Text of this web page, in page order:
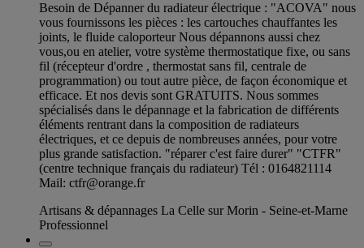
Besoin de Dépanner du radiateur électrique : "ACOVA" nous
vous fournissons les pièces : les cartouches chauffantes les
joints, le fluide caloporteur Nous dépannons aussi chez
vous,ou en atelier, votre système thermostatique fixe, ou sans
fil (récepteur d'ordre , thermostat sans fil, centrale de
programmation) ou tout autre pièce, de façon économique et
efficace. Et nos devis sont GRATUITS. Nous sommes
spécialisés dans le dépannage et la fabrication de différents
éléments rentrant dans la composition de radiateurs
électriques, et ce depuis de nombreuses années, pour votre
plus grande satisfaction. "réparer c'est faire durer" "CTFR"
(centre technique français du radiateur) Tél : 0164821114
Mail: ctfr@orange.fr
Artisans & dépannages La Celle sur Morin - Seine-et-Marne
Professionnel